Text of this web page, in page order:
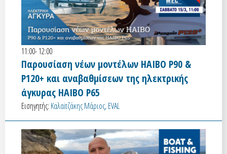
11:00- 12:00
Παρουσίαση νέων μοντέλων HAIBO P90 &
P120+ και αναβαθμίσεων της ηλεκτρικής
άγκυρας HAIBO P65
Εισηγητής: Καλαϊτζάκης Μάριος, EVAL